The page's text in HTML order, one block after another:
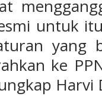
untuk
yang
ke
Harvi